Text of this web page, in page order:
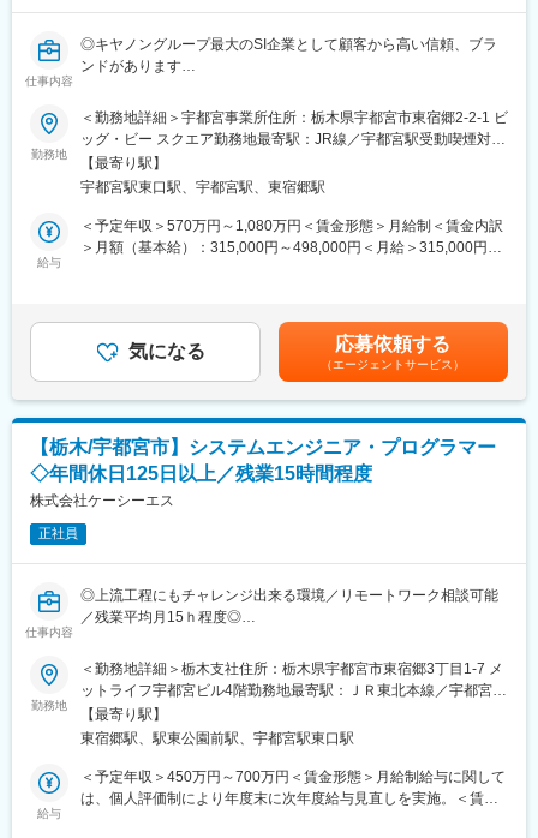
や商材知識、店頭での立ち振る舞い等、実務に基づいた丁寧な指
導のもと、基礎的な内容から学んでいただきます。
形式のフォローアップ(OJT)研修や先輩社員とのロールプレイン
グ、eラーニング研修等を通して、着実に成長できる環境をご用意
してます。
■キャリアパス
まず1人前の接客技術を身に着けていただき、徐々に後輩指導やリ
ーダー業務もお任せいたします。
が目指せます。
全国で年間100名以上の方が正社員化されております。
■目標設定
ノルマはなく「販売実績やお客様満足度」に関する目標を設定い
たします。
販売目標は、チームとしての目標値が各クルーに分配される仕組
みのため、チームで協力し合い達成していく文化がございます。
その他、定性観点でも詳細に目標設定を行うため、ご自身が日々
業務で意識することを明確に定め、やりがいや達成感をもって働
ける環境です。
シフト制のため、毎月シフト提出時に希望をご提示していただけ
れば、比較的通りやすい環境です。（土日祝出社必須）
変更の範囲：会社の定める業務
仕事内容
◎キヤノングループ最大のSI企業として顧客から高い信頼、ブラ
ンドがあります
献できます
◎受託開発を軸とした様々な環境をご用意してます
■業務内容：
車載アプリケーションにおけるモデルベース開発（MBD）、要求
分析から要件定義、設計、実装、テストまで幅広く担当する業務
【変更の範囲：会社の定める業務】
ン開発にて実績があります。
・車載アプリケーション開発において、モデルベース開発による
要求分析から要件定義、設計、実装、テストまで幅広くお任せい
てご活躍いただくことを期待しています。
・ご自身の経験やスキルを武器に新たな市場や顧客を開拓するバ
イタリティを歓迎します。
■組織体制（部門全体）
・約20名
・20代～40代にて幅広い方が在籍しております
・雰囲気：社員同士の仲が良く、社員同士で勉強会を組むなど積
極的にコミュニケーションにとっております。
・在宅率：約30％
■専門職ポジション／目標管理：
目標と結果に応じて給与に反映。キャリアプランに応じて必要な
研修受講を計画。各ポジションに定められた外部資格を入社から2
年以内取得いただきます。（支援制度あり）
■当社の特徴：
・社員の成長をサポートするため、入社2年目以降中堅社員を対象
勤務地
＜勤務地詳細＞宇都宮事業所住所：栃木県宇都宮市東宿郷2-2-1 ビ
ッグ・ビー スクエア勤務地最寄駅：JR線／宇都宮駅受動喫煙対
策：屋内全面禁煙変更の範囲：会社の定める事業所（リモートワ
ーク含む）
【最寄り駅】
宇都宮駅東口駅、宇都宮駅、東宿郷駅
給与
＜予定年収＞570万円～1,080万円＜賃金形態＞月給制＜賃金内訳
＞月額（基本給）：315,000円～498,000円＜月給＞315,000円～
であり、選考を通じて上下する可能性があります。月給(月額)は固
定手当を含めた表記です。
気になる 応募依頼する
（エージェントサービス）
【栃木/宇都宮市】システムエンジニア・プログラマー
◇年間休日125日以上／残業15時間程度
株式会社ケーシーエス
正社員
仕事内容
◎上流工程にもチャレンジ出来る環境／リモートワーク相談可能
／残業平均月15ｈ程度◎
茨城県、栃木県を中心に、民間、自治体、公団体、原子力関連施
設向けにシステムの設計・開発・保守運用等を手掛ける当社にお
いて【SE／プログラマー】としてご活躍頂きます。
■業務内容：変更の範囲なし
システムエンジニアとして、業務システムの要件定義、設計、テ
スト及びプロジェクトマネージメント等上流工程を行います。
勤務地
＜勤務地詳細＞栃木支社住所：栃木県宇都宮市東宿郷3丁目1-7 メ
ットライフ宇都宮ビル4階勤務地最寄駅：ＪＲ東北本線／宇都宮駅
受動喫煙対策：屋内喫煙可能場所あり変更の範囲：本文参照
【最寄り駅】
東宿郷駅、駅東公園前駅、宇都宮駅東口駅
給与
＜予定年収＞450万円～700万円＜賃金形態＞月給制給与に関して
は、個人評価制により年度末に次年度給与見直しを実施。＜賃金